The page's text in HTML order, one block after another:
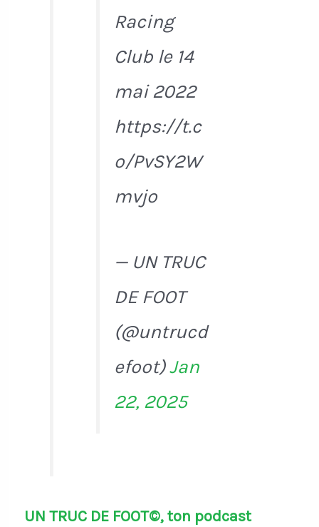
Racing
Club le 14
mai 2022
https://t.c
o/PvSY2W
mvjo
— UN TRUC
DE FOOT
(@untrucd
efoot)Jan
22, 2025
UN TRUC DE FOOT©, ton podcast